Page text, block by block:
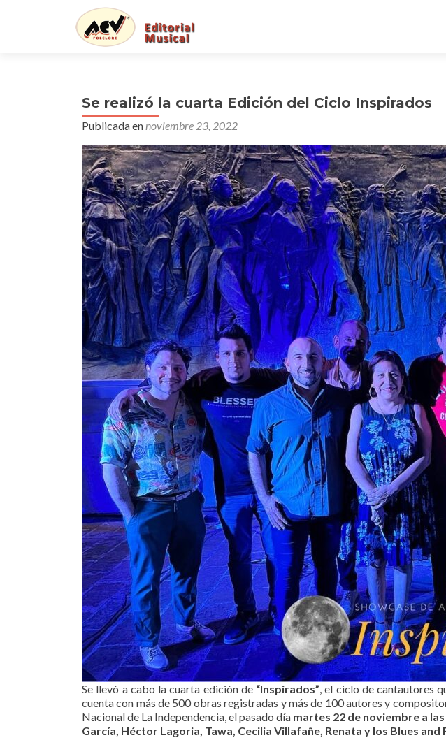
Se realizó la cuarta Edición del Ciclo Inspirados
Publicada ennoviembre 23, 2022
Se llevó a cabo la cuarta edición de “Inspirados”, el ciclo de cantautores
cuenta con más de 500 obras registradas y más de 100 autores y
Nacional de La Independencia, el pasado día martes 22 de noviembre a
García, Héctor Lagoria, Tawa, Cecilia Villafañe, Renata y los Blues and